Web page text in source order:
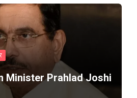
Minister Prahlad Joshi